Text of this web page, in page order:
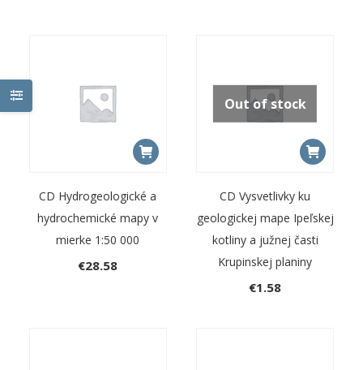
CD Hydrogeologické a
hydrochemické mapy v
mierke 1:50 000
€28.58
Out of stock
CD Vysvetlivky ku
geologickej mape Ipeľskej
kotliny a južnej časti
Krupinskej planiny
€1.58